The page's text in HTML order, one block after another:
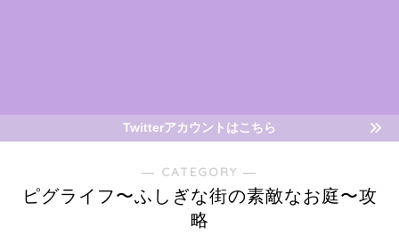
Twitterアカウントはこちら
― CATEGORY ―
ピグライフ〜ふしぎな街の素敵なお庭〜攻
略